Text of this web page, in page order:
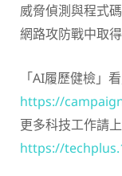
威脅偵測與程式
網路攻防戰中取
「AI履歷健檢」
https://
更多科技工作請
https://